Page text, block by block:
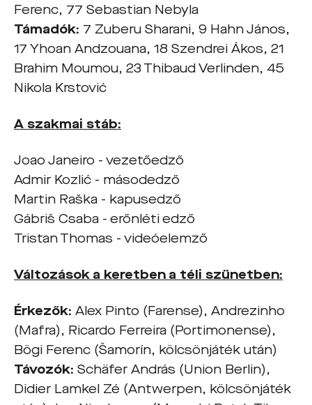
Ferenc, 77 Sebastian Nebyla
Támadók: 7 Zuberu Sharani, 9 Hahn János,
17 Yhoan Andzouana, 18 Szendrei Ákos, 21
Brahim Moumou, 23 Thibaud Verlinden, 45
Nikola Krstović
A szakmai stáb:
Joao Janeiro - vezetőedző
Admir Kozlić - másodedző
Martin Raška - kapusedző
Gábriš Csaba - erőnléti edző
Tristan Thomas - videóelemző
Változások a keretben a téli szünetben:
Érkezők: Alex Pinto (Farense), Andrezinho
(Mafra), Ricardo Ferreira (Portimonense),
Bögi Ferenc (Šamorín, kölcsönjáték után)
Távozók: Schäfer András (Union Berlin),
Didier Lamkel Zé (Antwerpen, kölcsönjáték